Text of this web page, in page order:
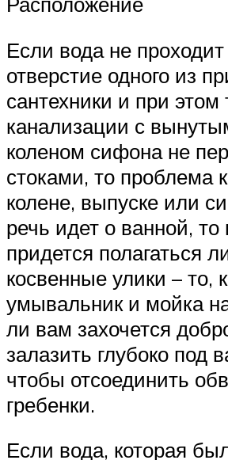
Если вода не
отверстие одного из
сантехники и при этом
канализации с
коленом сифона не
стоками, то проблема
колене, выпуске или
речь идет о ванной, то
придется полагаться
косвенные улики – то,
умывальник и мойка
ли вам захочется
залазить глубоко под
чтобы отсоединить
гребенки.
Если вода, которая